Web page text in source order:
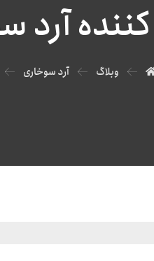
کننده
وبلاگ آرد سوخاری